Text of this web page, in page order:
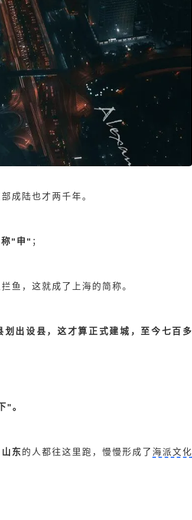
成陆也才两千年。
称"申" ；
鱼，这就成了上海的简称。
出设县，这才算正式建城，至今七百多
"。
东的人都往这里跑，慢慢形成了 海派文化